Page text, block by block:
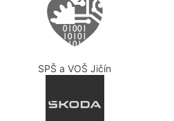
SPŠ a VOŠ Jičín